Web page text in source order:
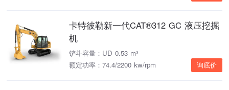
卡特彼勒新一代CAT®312 GC 液压挖掘
机
铲斗容量：UD 0.53 m³
额定功率：74.4/2200 kw/rpm
询底价